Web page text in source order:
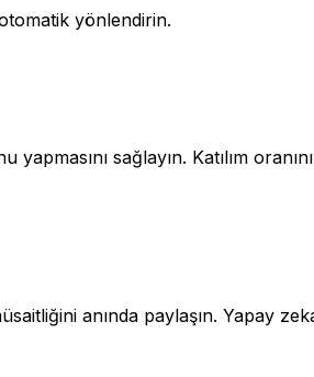
yönlendirin.
sağlayın. Katılım
anında paylaşın. Yapay